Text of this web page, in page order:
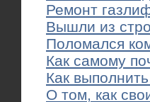
Ремонт
Вышли из
Поломался
Как самому
Как
О том, как